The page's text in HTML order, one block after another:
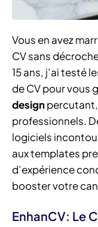
Vous en avez
CV sans
15 ans, j’ai testé
de CV pour vous
design
professionnels.
logiciels
aux templates
d’expérience
booster votre
EnhanCV: Le